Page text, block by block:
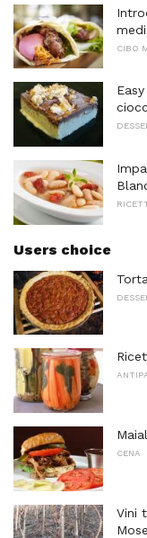
CIBO
Users choice
CENA
Vini